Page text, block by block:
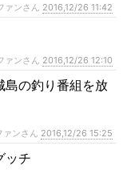
ンさん 2016,12/26 11:42
ンさん 2016,12/26 12:10
島の釣り番組を放
ンさん 2016,12/26 15:25
ッチ